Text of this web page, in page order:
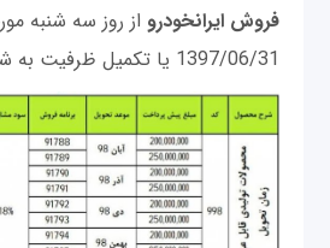
فروش ایرانخودرو
1397/06/31 یا تکمیل ظرفیت به شرح جدول زیر است.